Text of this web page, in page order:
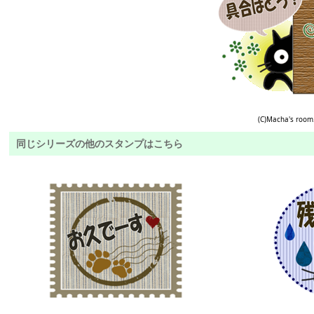
(C)Macha's
同じシリーズの他のスタンプはこちら